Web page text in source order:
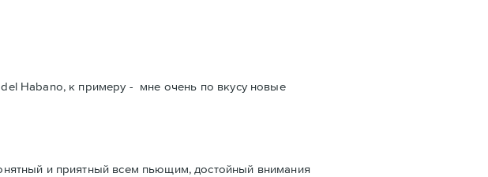
Habano, к примеру - мне очень по вкусу новые
и приятный всем пьющим, достойный внимания